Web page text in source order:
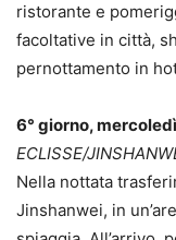
ristorante e
facoltative in città,
pernottamento in
6° giorno,
ECLISSE/
Nella nottata
Jinshanwei, in